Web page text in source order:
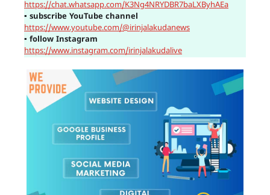
https://chat.whatsapp.com/K3Ng4NRYDBR7baLXByhAEa
▪ subscribe YouTube channel
https://www.youtube.com/@irinjalakudanews
▪ follow Instagram
https://www.instagram.com/irinjalakudalive